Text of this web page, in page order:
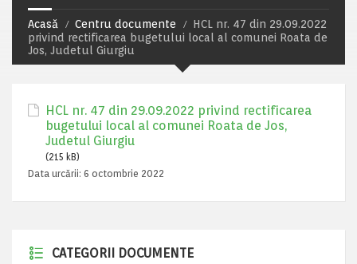
Acasă Centru documente
HCL nr. 47 din 29.09.2022
privind rectificarea bugetului local al comunei Roata de
Jos, Judetul Giurgiu
HCL nr. 47 din 29.09.2022 privind rectificarea
bugetului local al comunei Roata de Jos,
Judetul Giurgiu
(215 kB)
Data urcării: 6 octombrie 2022
CATEGORII DOCUMENTE